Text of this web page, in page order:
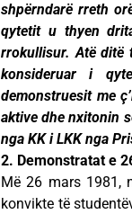
shpërndarë rreth
qytetit u thyen
rrokullisur. Atë ditë
konsideruar i
demonstruesit me
aktive dhe nxitonin
nga KK i LKK nga
2. Demonstratat e
Më 26 mars 1981,
konvikte të